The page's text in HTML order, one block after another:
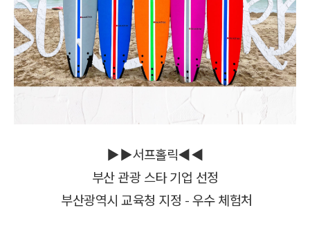
▶▶서프홀릭◀◀
부산 관광 스타 기업 선정
부산광역시 교육청 지정 - 우수 체험처